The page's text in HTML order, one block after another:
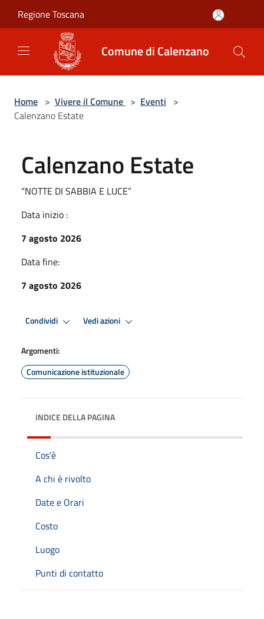
Regione Toscana
Comune di Calenzano
Home > Vivere il Comune > Eventi >
Calenzano Estate
Calenzano Estate
“NOTTE DI SABBIA E LUCE”
Data inizio :
7 agosto 2026
Data fine:
7 agosto 2026
Condividi Vedi azioni
Argomenti:
Comunicazione istituzionale
INDICE DELLA PAGINA
Cos'è
A chi è rivolto
Date e Orari
Costo
Luogo
Punti di contatto